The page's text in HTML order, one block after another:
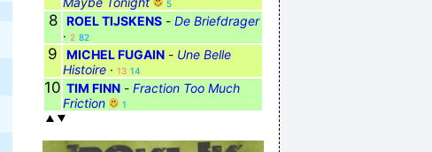
5
8 ROEL TIJSKENS - De Briefdrager
· 2 82
9 MICHEL FUGAIN - Une Belle
Histoire · 13 14
10 TIM FINN - Fraction Too Much
Friction
1